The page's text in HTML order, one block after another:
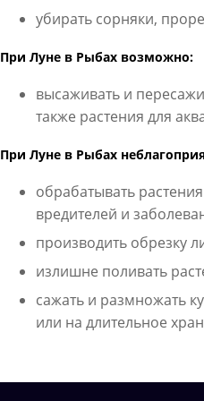
убирать сорняки,
При Луне в Рыбах возможно:
высаживать и
также растения для
При Луне в Рыбах
обрабатывать
вредителей и
производить обрезку
излишне поливать
сажать и размножать
или на длительное